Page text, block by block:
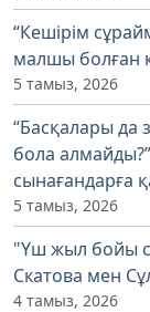
“Кешірім
малшы болған
5 тамыз, 2026
“Басқалары да
бола
сынағандарға
5 тамыз, 2026
"Үш жыл бойы
Скатова мен
4 тамыз, 2026